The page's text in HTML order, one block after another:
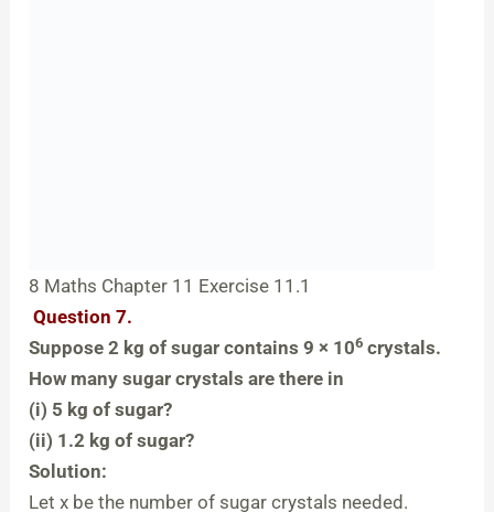
8 Maths Chapter 11 Exercise 11.1
Question 7.
Suppose 2 kg of sugar contains 9 × 106 crystals.
How many sugar crystals are there in
(i) 5 kg of sugar?
(ii) 1.2 kg of sugar?
Solution:
Let x be the number of sugar crystals needed.